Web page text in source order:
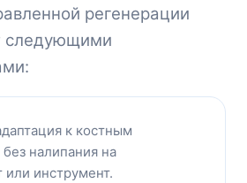
регенерации
следующими
к костным
налипания на
или инструмент.